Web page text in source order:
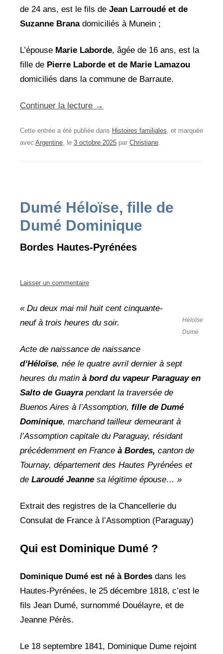
de 24 ans, est le fils de Jean Larroudé et de
Suzanne Brana domiciliés à Munein ;
L’épouse Marie Laborde, âgée de 16 ans, est la
fille de Pierre Laborde et de Marie Lamazou
domiciliés dans la commune de Barraute.
Continuer la lecture →
Cette entrée a été publiée dans Histoires familiales, et marquée
avec Argentine, le 3 octobre 2025 par Christiane.
Dumé Héloïse, fille de
Dumé Dominique
Bordes Hautes-Pyrénées
Laisser un commentaire
Héloïse
Dumé
« Du deux mai mil huit cent cinquante-
neuf à trois heures du soir.
Acte de naissance de naissance
d’Héloïse, née le quatre avril dernier à sept
heures du matin à bord du vapeur Paraguay en
Salto de Guayra pendant la traversée de
Buenos Aires à l’Assomption, fille de Dumé
Dominique, marchand tailleur demeurant à
l’Assomption capitale du Paraguay, résidant
précédemment en France à Bordes, canton de
Tournay, département des Hautes Pyrénées et
de Laroudé Jeanne sa légitime épouse… »
Extrait des registres de la Chancellerie du
Consulat de France à l’Assomption (Paraguay)
Qui est Dominique Dumé ?
Dominique Dumé est né à Bordes dans les
Hautes-Pyrénées, le 25 décembre 1818, c’est le
fils Jean Dumé, surnommé Douélayre, et de
Jeanne Pérès.
Le 18 septembre 1841, Dominique Dume rejoint